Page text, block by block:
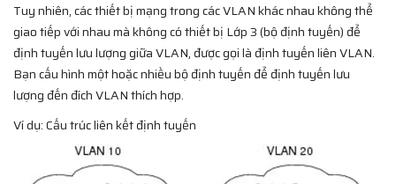
Tuy nhiên, các thiết bị mạng trong các VLAN khác nhau không thể
giao tiếp với nhau mà không có thiết bị Lớp 3 (bộ định tuyến) để
định tuyến lưu lượng giữa VLAN, được gọi là định tuyến liên VLAN.
Bạn cấu hình một hoặc nhiều bộ định tuyến để định tuyến lưu
lượng đến đích VLAN thích hợp.
Ví dụ: Cấu trúc liên kết định tuyến